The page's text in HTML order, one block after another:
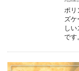
ポリ
ズ
し
です